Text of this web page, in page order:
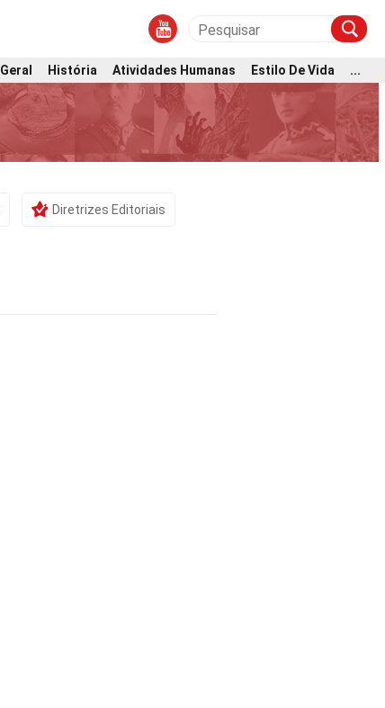
Geral História Atividades Humanas Estilo De Vida
...
Diretrizes Editoriais